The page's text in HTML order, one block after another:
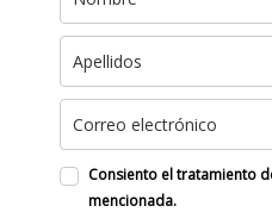
Consiento el tratamiento
mencionada.